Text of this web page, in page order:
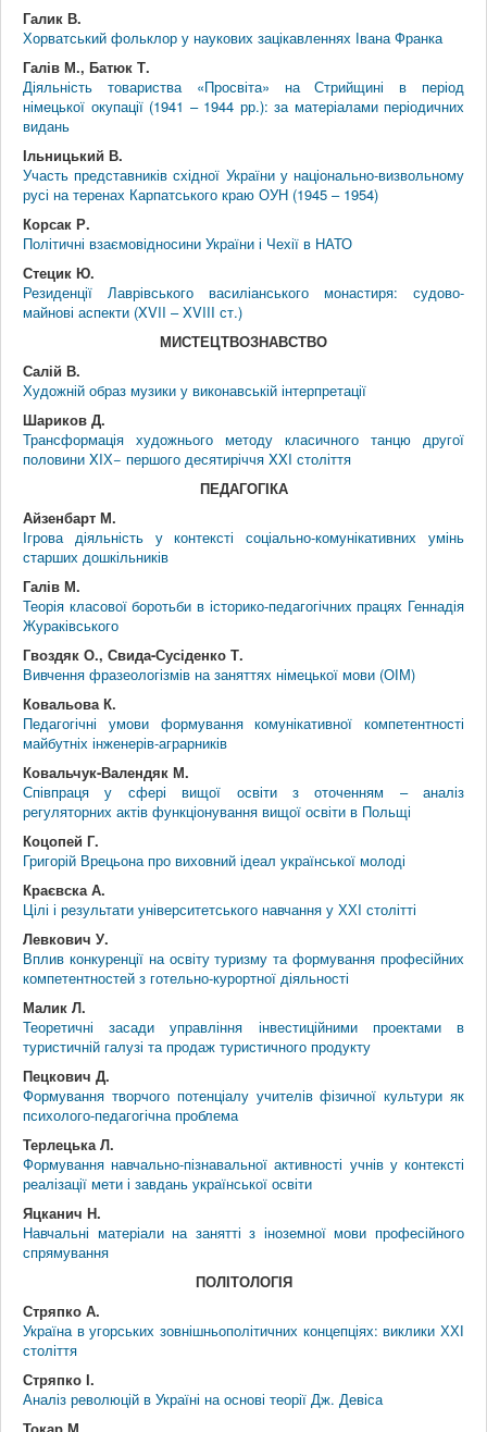
Галик В.
Хорватський фольклор у наукових зацікавленнях Івана Франка
Галів М., Батюк Т.
Діяльність товариства «Просвіта» на Стрийщині в період
німецької окупації (1941 – 1944 рр.): за матеріалами періодичних
видань
Ільницький В.
Участь представників східної України у національно-визвольному
русі на теренах Карпатського краю ОУН (1945 – 1954)
Корсак Р.
Політичні взаємовідносини України і Чехії в НАТО
Стецик Ю.
Резиденції Лаврівського василіанського монастиря: судово-
майнові аспекти (XVII – XVIII ст.)
МИСТЕЦТВОЗНАВСТВО
Салій В.
Художній образ музики у виконавській інтерпретації
Шариков Д.
Трансформація художнього методу класичного танцю другої
половини XIХ− першого десятиріччя XXI століття
ПЕДАГОГІКА
Айзенбарт М.
Ігрова діяльність у контексті соціально-комунікативних умінь
старших дошкільників
Галів М.
Теорія класової боротьби в історико-педагогічних працях Геннадія
Жураківського
Гвоздяк О., Свида-Сусіденко Т.
Вивчення фразеологізмів на заняттях німецької мови (ОІМ)
Ковальова К.
Педагогічні умови формування комунікативної компетентності
майбутніх інженерів-аграрників
Ковальчук-Валендяк М.
Співпраця у сфері вищої освіти з оточенням – аналіз
регуляторних актів функціонування вищої освіти в Польщі
Коцопей Г.
Григорій Врецьона про виховний ідеал української молоді
Краєвска А.
Цілі і результати університетського навчання у ХХI столітті
Левкович У.
Вплив конкуренції на освіту туризму та формування професійних
компетентностей з готельно-курортної діяльності
Малик Л.
Теоретичні засади управління інвестиційними проектами в
туристичній галузі та продаж туристичного продукту
Пецкович Д.
Формування творчого потенціалу учителів фізичної культури як
психолого-педагогічна проблема
Терлецька Л.
Формування навчально-пізнавальної активності учнів у контексті
реалізації мети і завдань української освіти
Яцканич Н.
Навчальні матеріали на занятті з іноземної мови професійного
спрямування
ПОЛІТОЛОГІЯ
Стряпко А.
Україна в угорських зовнішньополітичних концепціях: виклики ХХІ
століття
Стряпко І.
Аналіз революцій в Україні на основі теорії Дж. Девіса